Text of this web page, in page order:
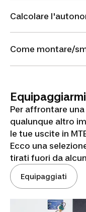
Calcolare
Come montare/
Per affrontare
qualunque altro
le tue uscite in
Ecco una
tirati fuori da
Equipaggiati